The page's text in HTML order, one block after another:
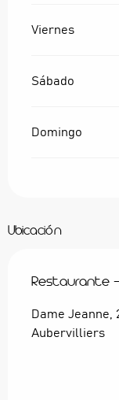
Viernes
Sábado
Domingo
Ubicación
Restaurante -
Dame Jeanne,
Aubervilliers